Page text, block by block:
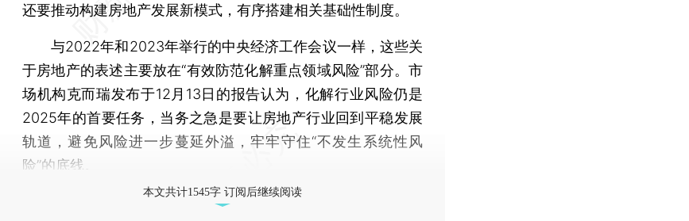
还要推动构建房地产发展新模式，有序搭建相关基础性制度。
与2022年和2023年举行的中央经济工作会议一样，这些关
于房地产的表述主要放在“有效防范化解重点领域风险”部分。市
场机构克而瑞发布于12月13日的报告认为，化解行业风险仍是
2025年的首要任务，当务之急是要让房地产行业回到平稳发展
轨道，避免风险进一步蔓延外溢，牢牢守住“不发生系统性风
险”的底线。
本文共计1545字 订阅后继续阅读